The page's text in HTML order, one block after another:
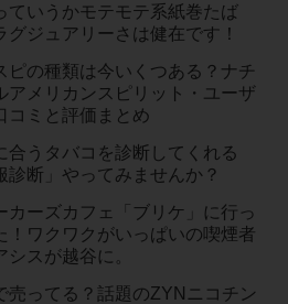
ていうかモテモテ系紙巻たば
グジュアリーさは健在です！
ピの種類は今いくつある？ナチ
アメリカンスピリット・ユーザ
コミと評価まとめ
合うタバコを診断してくれる
診断」やってみませんか？
カーズカフェ「ブリケ」に行っ
！ワクワクがいっぱいの喫煙者
シスが越谷に。
売ってる？話題のZYNニコチン